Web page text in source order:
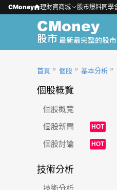
CMoney 理財寶商城 股市爆料同學
首頁 個股 基本分析
個股概覽
個股概覽
個股新聞
HOT
個股討論 HOT
技術分析
技術分析